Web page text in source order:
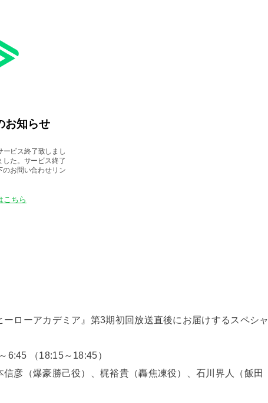
ーローアカデミア』第3期初回放送直後にお届けするスペシャ
6:45 （18:15～18:45）
彦（爆豪勝己役）、梶裕貴（轟焦凍役）、石川界人（飯田